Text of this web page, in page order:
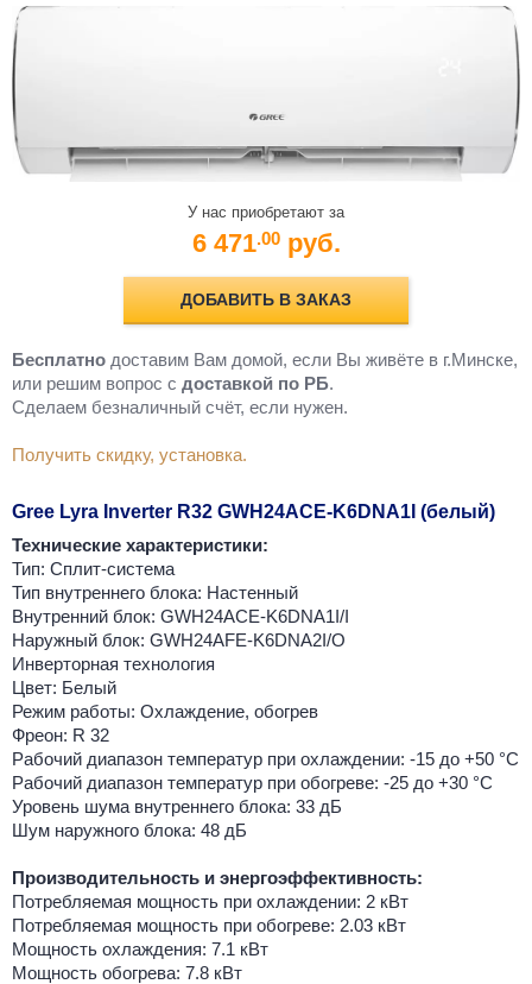
У нас приобретают за
6 471.00 руб.
ДОБАВИТЬ В ЗАКАЗ
Бесплатно доставим Вам домой, если Вы живёте в г.Минске,
или решим вопрос с доставкой по РБ.
Cделаем безналичный счёт, если нужен.
Получить скидку, установка.
Gree Lyra Inverter R32 GWH24ACE-K6DNA1I (белый)
Технические характеристики:
Тип: Сплит-система
Тип внутреннего блока: Настенный
Внутренний блок: GWH24ACE-K6DNA1I/I
Наружный блок: GWH24AFE-K6DNA2I/O
Инверторная технология
Цвет: Белый
Режим работы: Охлаждение, обогрев
Фреон: R 32
Рабочий диапазон температур при охлаждении: -15 до +50 °C
Рабочий диапазон температур при обогреве: -25 до +30 °C
Уровень шума внутреннего блока: 33 дБ
Шум наружного блока: 48 дБ
Производительность и энергоэффективность:
Потребляемая мощность при охлаждении: 2 кВт
Потребляемая мощность при обогреве: 2.03 кВт
Мощность охлаждения: 7.1 кВт
Мощность обогрева: 7.8 кВт